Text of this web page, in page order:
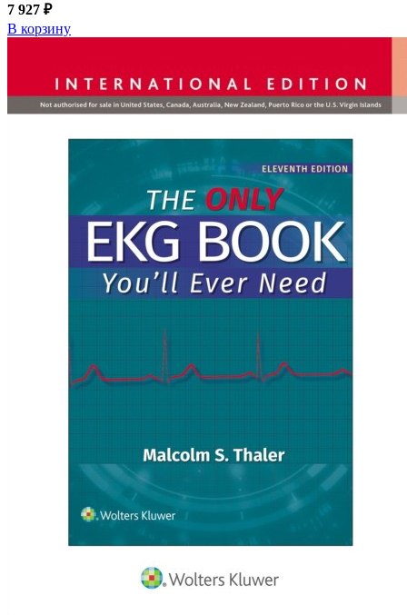
7 927 ₽
В корзину